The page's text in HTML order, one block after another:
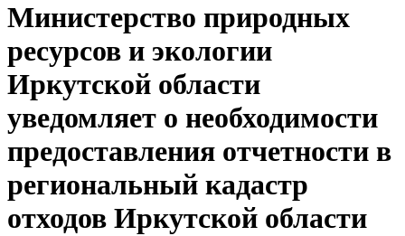
Министерство природных
ресурсов и экологии
Иркутской области
уведомляет о необходимости
предоставления отчетности в
региональный кадастр
отходов Иркутской области